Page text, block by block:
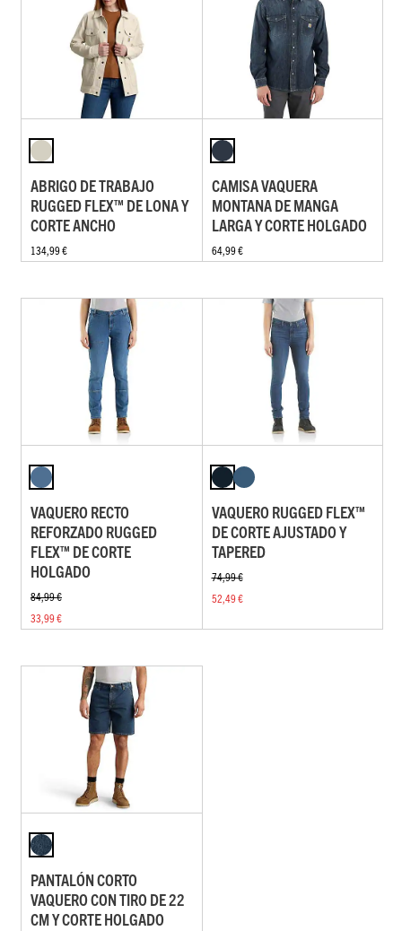
ABRIGO DE TRABAJO
RUGGED FLEX™ DE LONA Y
CORTE ANCHO
134,99 €
CAMISA VAQUERA
MONTANA DE MANGA
LARGA Y CORTE HOLGADO
64,99 €
VAQUERO RECTO
REFORZADO RUGGED
FLEX™ DE CORTE
HOLGADO
84,99 €
33,99 €
VAQUERO RUGGED FLEX™
DE CORTE AJUSTADO Y
TAPERED
74,99 €
52,49 €
PANTALÓN CORTO
VAQUERO CON TIRO DE 22
CM Y CORTE HOLGADO